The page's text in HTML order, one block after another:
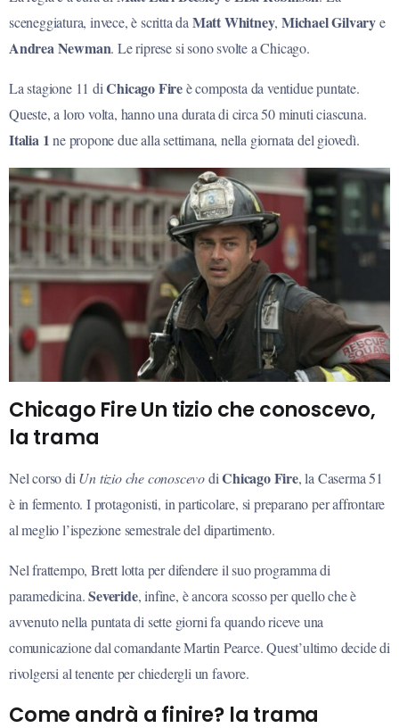
sceneggiatura, invece, è scritta da Matt Whitney,Michael Gilvarye
Andrea Newman. Le riprese si sono svolte a Chicago.
La stagione 11 diChicago Fireè composta da ventidue puntate.
Queste, a loro volta, hanno una durata di circa 50 minuti ciascuna.
Italia 1ne propone due alla settimana, nella giornata del giovedì.
Chicago Fire Un tizio che conoscevo,
la trama
Nel corso diUn tizio che conoscevodiChicago Fire, la Caserma 51
è in fermento. I protagonisti, in particolare, si preparano per affrontare
al meglio l’ispezione semestrale del dipartimento.
Nel frattempo, Brett lotta per difendere il suo programma di
paramedicina.Severide, infine, è ancora scosso per quello che è
avvenuto nella puntata di sette giorni fa quando riceve una
comunicazione dal comandante Martin Pearce. Quest’ultimo decide di
rivolgersi al tenente per chiedergli un favore.
Come andrà a finire? la trama